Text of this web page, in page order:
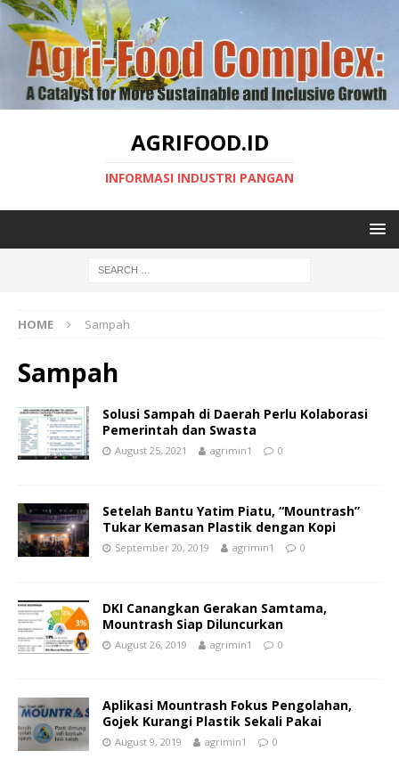
AGRIFOOD.ID
INFORMASI INDUSTRI PANGAN
HOME Sampah
Sampah
Solusi Sampah di Daerah Perlu Kolaborasi
Pemerintah dan Swasta
August 25, 2021 agrimin1 0
Setelah Bantu Yatim Piatu, “Mountrash”
Tukar Kemasan Plastik dengan Kopi
September 20, 2019 agrimin1 0
DKI Canangkan Gerakan Samtama,
Mountrash Siap Diluncurkan
August 26, 2019 agrimin1 0
Aplikasi Mountrash Fokus Pengolahan,
Gojek Kurangi Plastik Sekali Pakai
August 9, 2019 agrimin1 0